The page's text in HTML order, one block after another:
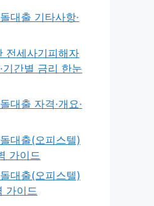
대출 기타사항·
전세사기피해자
기간별 금리 한눈
대출 자격·개요·
대출(오피스텔)
가이드
대출(오피스텔)
가이드